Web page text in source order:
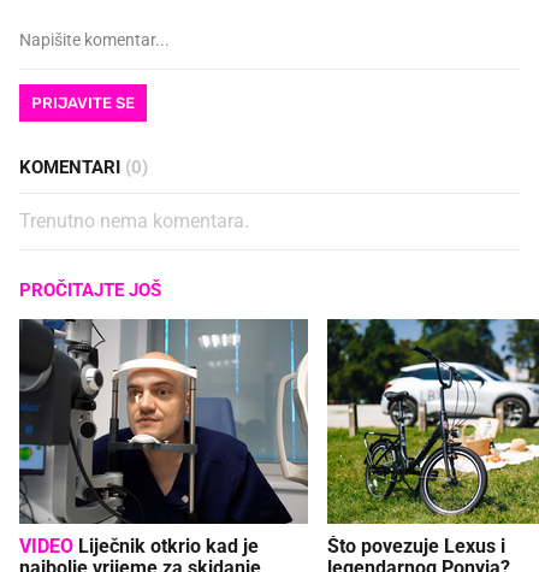
PRIJAVITE SE
KOMENTARI (0)
Trenutno nema komentara.
PROČITAJTE JOŠ
VIDEO
najbolje vrijeme za skidanje
Što povezuje Lexus i
legendarnog Ponyja?